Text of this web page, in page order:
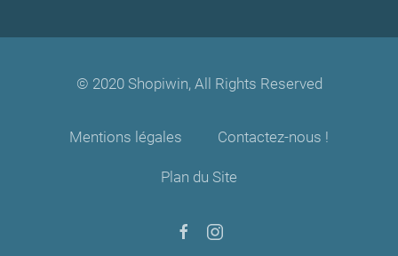
© 2020 Shopiwin, All Rights Reserved
Mentions légales Contactez-nous !
Plan du Site